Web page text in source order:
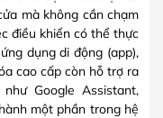
mà không cần chạm
điều khiển có thể thực
dụng di động (app),
cao cấp còn hỗ trợ ra
Google Assistant,
một phần trong hệ